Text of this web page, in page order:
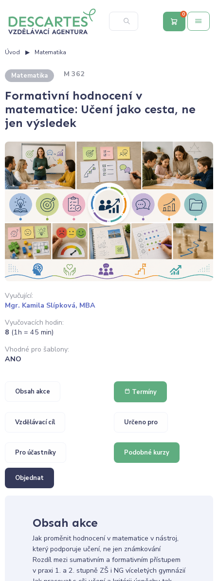
0
Úvod Matematika
Matematika M 362
Formativní hodnocení v
matematice: Učení jako cesta, ne
jen výsledek
Vyučující:
Mgr. Kamila Slípková, MBA
Vyučovacích hodin:
8 (1h = 45 min)
Vhodné pro šablony:
ANO
Obsah akce Termíny
Vzdělávací cíl Určeno pro
Pro účastníky Podobné kurzy
Objednat
Obsah akce
Jak proměnit hodnocení v matematice v nástroj,
který podporuje učení, ne jen známkování
Rozdíl mezi sumativním a formativním přístupem
v praxi 1. a 2. stupně ZŠ i NG víceletých gymnázií